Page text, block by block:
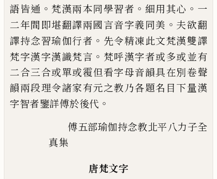
語皆通 。 梵漢兩本同學習者 。 細用其心 。 一
二年間即堪翻譯兩國言音字義同美 。 夫欲翻
譯持念習瑜伽行者 。 先令精凍此文梵漢雙譯
梵字漢字漢識梵言 。 梵呼漢字者或多或並有
二合三合或單或䨱但看字母音韻具在別卷聲
韻兩段理令諸家有元之教乃各題名目下量漢
字智者鑒詳傅於後代 。
傅五部瑜伽持念教北平八力子全
真集
唐梵文字